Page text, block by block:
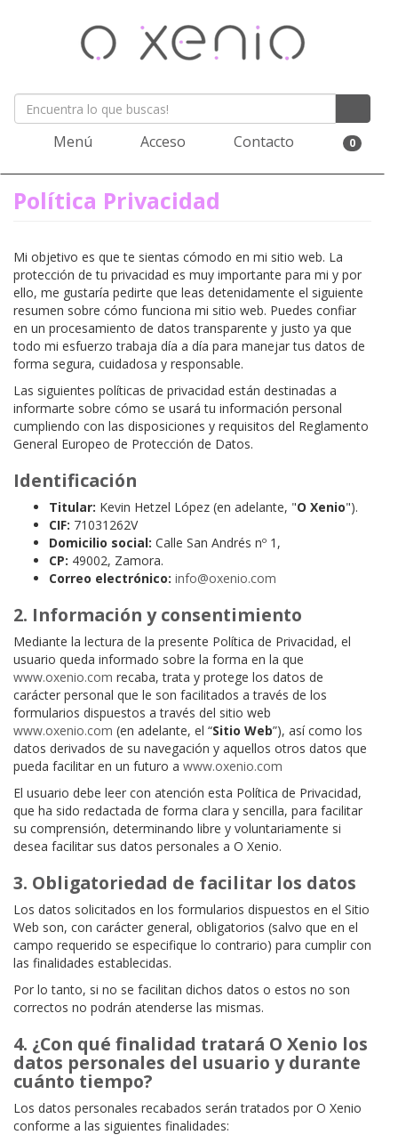
Menú Acceso Contacto 0
Política Privacidad
Mi objetivo es que te sientas cómodo en mi sitio web. La
protección de tu privacidad es muy importante para mi y por
ello, me gustaría pedirte que leas detenidamente el siguiente
resumen sobre cómo funciona mi sitio web. Puedes confiar
en un procesamiento de datos transparente y justo ya que
todo mi esfuerzo trabaja día a día para manejar tus datos de
forma segura, cuidadosa y responsable.
Las siguientes políticas de privacidad están destinadas a
informarte sobre cómo se usará tu información personal
cumpliendo con las disposiciones y requisitos del Reglamento
General Europeo de Protección de Datos.
Identificación
Titular: Kevin Hetzel López (en adelante, "O Xenio").
CIF: 71031262V
Domicilio social: Calle San Andrés nº 1,
CP: 49002, Zamora.
Correo electrónico: info@oxenio.com
2. Información y consentimiento
Mediante la lectura de la presente Política de Privacidad, el
usuario queda informado sobre la forma en la que
www.oxenio.com recaba, trata y protege los datos de
carácter personal que le son facilitados a través de los
formularios dispuestos a través del sitio web
www.oxenio.com (en adelante, el “Sitio Web”), así como los
datos derivados de su navegación y aquellos otros datos que
pueda facilitar en un futuro a www.oxenio.com
El usuario debe leer con atención esta Política de Privacidad,
que ha sido redactada de forma clara y sencilla, para facilitar
su comprensión, determinando libre y voluntariamente si
desea facilitar sus datos personales a O Xenio.
3. Obligatoriedad de facilitar los datos
Los datos solicitados en los formularios dispuestos en el Sitio
Web son, con carácter general, obligatorios (salvo que en el
campo requerido se especifique lo contrario) para cumplir con
las finalidades establecidas.
Por lo tanto, si no se facilitan dichos datos o estos no son
correctos no podrán atenderse las mismas.
4. ¿Con qué finalidad tratará O Xenio los
datos personales del usuario y durante
cuánto tiempo?
Los datos personales recabados serán tratados por O Xenio
conforme a las siguientes finalidades: